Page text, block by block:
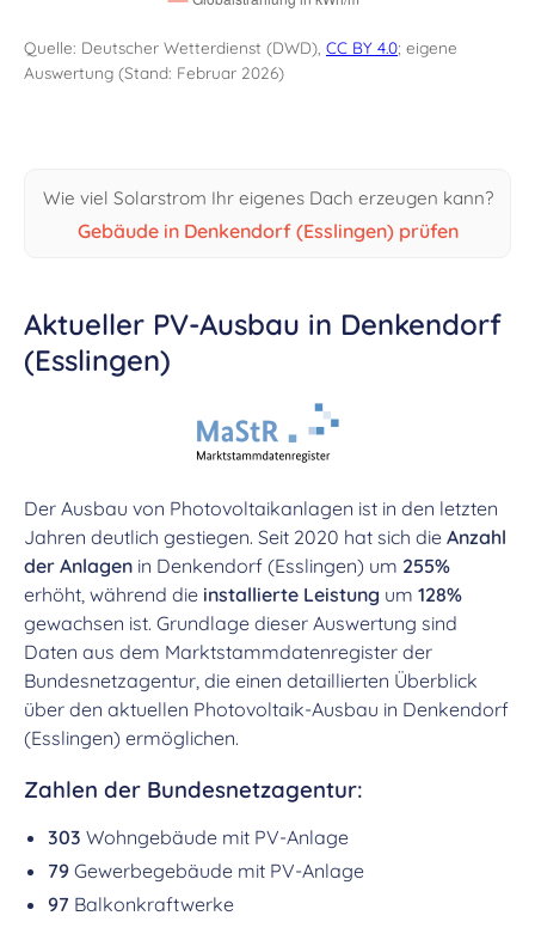
Quelle: Deutscher Wetterdienst (DWD), CC BY 4.0; eigene
Auswertung (Stand: Februar 2026)
Wie viel Solarstrom Ihr eigenes Dach erzeugen kann?
Gebäude in Denkendorf (Esslingen) prüfen
Aktueller PV-Ausbau in Denkendorf
(Esslingen)
Der Ausbau von Photovoltaikanlagen ist in den letzten
Jahren deutlich gestiegen. Seit 2020 hat sich die Anzahl
der Anlagen in Denkendorf (Esslingen) um 255%
erhöht, während die installierte Leistung um 128%
gewachsen ist. Grundlage dieser Auswertung sind
Daten aus dem Marktstammdatenregister der
Bundesnetzagentur, die einen detaillierten Überblick
über den aktuellen Photovoltaik-Ausbau in Denkendorf
(Esslingen) ermöglichen.
Zahlen der Bundesnetzagentur:
303 Wohngebäude mit PV-Anlage
79 Gewerbegebäude mit PV-Anlage
97 Balkonkraftwerke